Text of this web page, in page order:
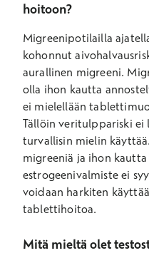
hoitoon?
Migreenipotilailla
kohonnut
aurallinen migreeni.
olla ihon kautta
ei mielellään
Tällöin veritulppariski ei
turvallisin mielin
migreeniä ja ihon
estrogeenivalmiste ei
voidaan harkiten
tablettihoitoa.
Mitä mieltä olet